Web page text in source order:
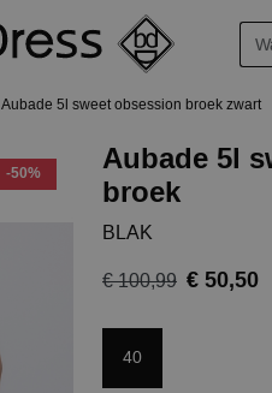
Aubade 5l sweet obsession broek zwart
-50%
Aubade 5l
broek
BLAK
€ 100,99 € 50,50
40